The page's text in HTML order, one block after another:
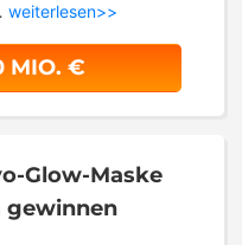
weiterlesen>>
MIO. €
Glow-Maske
gewinnen